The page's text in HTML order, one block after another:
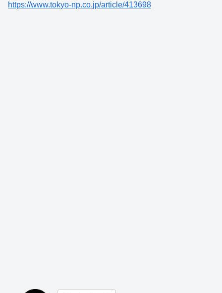
https://www.tokyo-np.co.jp/article/413698